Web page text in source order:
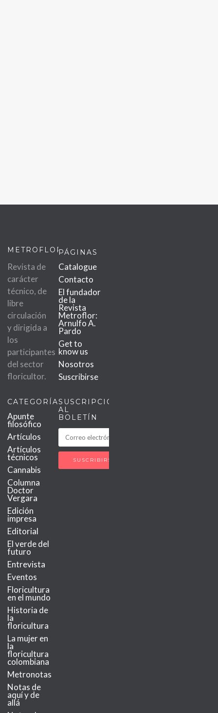
METROFLOR
Revista de
carácter
técnico, de
libre
circulación
y dirigida a
los
participantes
del sector
floricultor.
PÁGINAS
Catalogue
Contacto
El fundador
de la
Revista
Metroflor:
Arnulfo A.
Pardo
Get to
know us
Nosotros
Suscribirse
CATEGORÍAS
Apunte
filosófico
Artículos
Artículos
técnicos
Cannabis
Columna
Doctor
Vergara
Edición
impresa
Editorial
El verde del
futuro
Entrevista
Eventos
Floricultura
en el mundo
Historia de
la
floricultura
La mujer en
la
floricultura
colombiana
Metronotas
Notas de
aquí y de
allá
SUSCRIPCIÓN
AL
BOLETÍN